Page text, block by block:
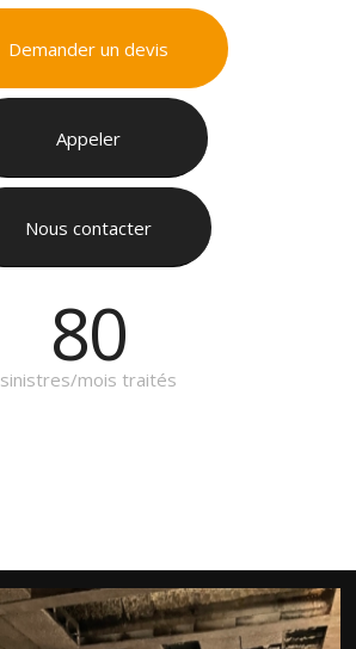
Demander un devis
Appeler
Nous contacter
80
sinistres/mois traités